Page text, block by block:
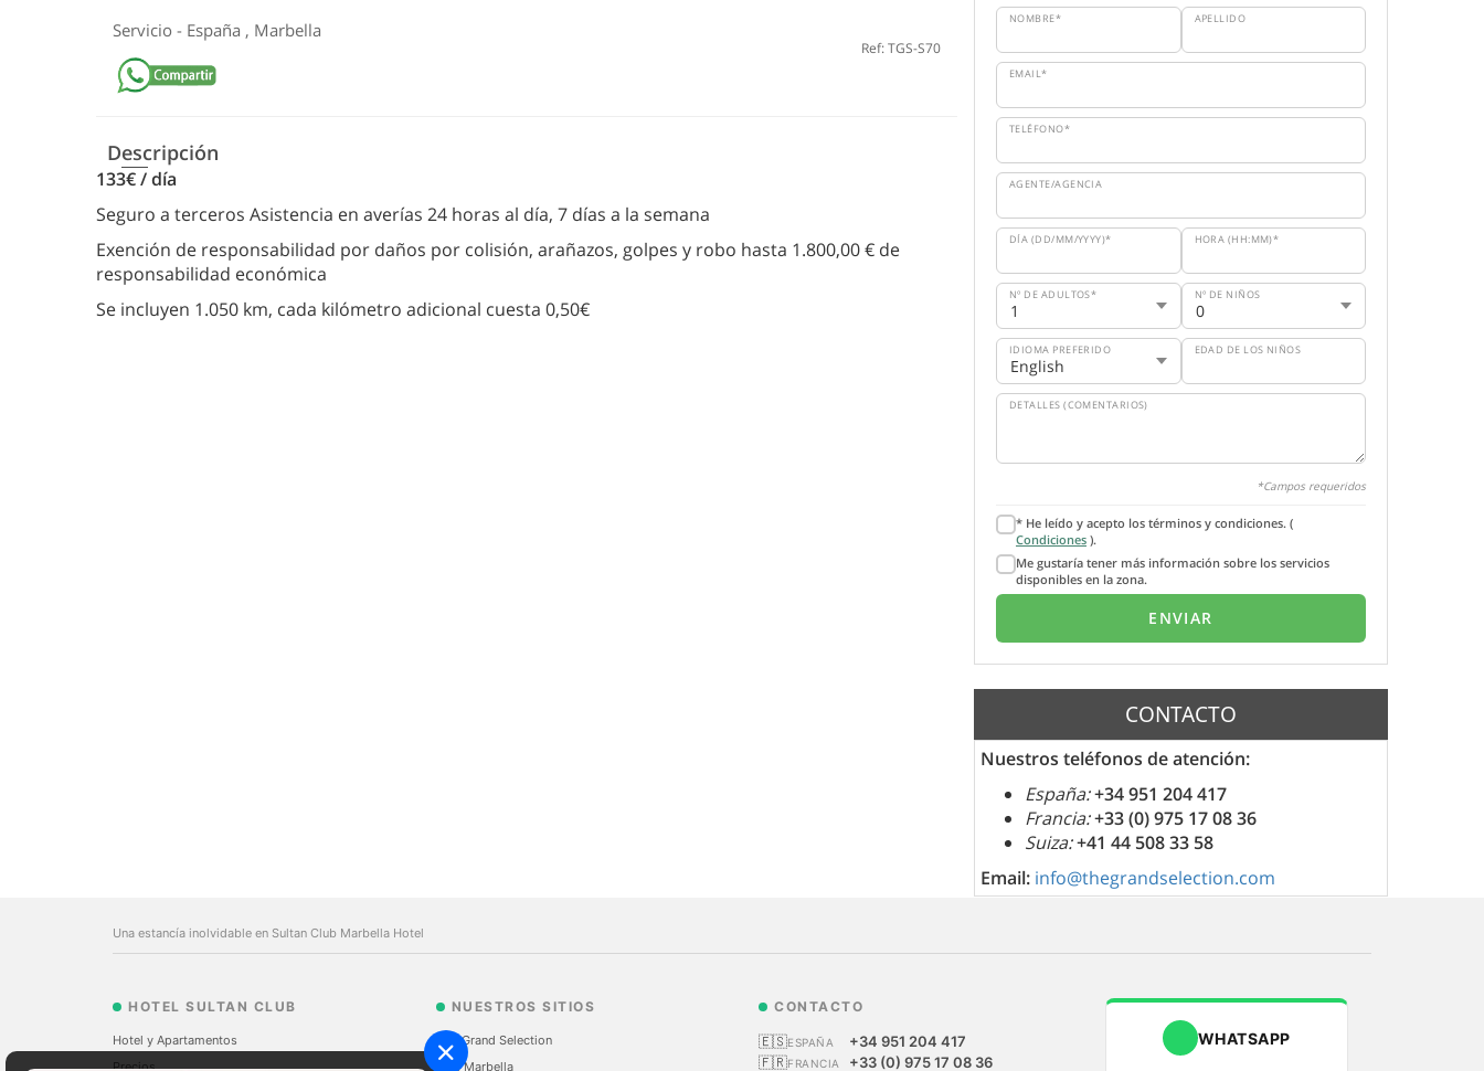
Servicio - España , Marbella
Ref: TGS-S70
Descripción
133€ / día
Seguro a terceros Asistencia en averías 24 horas al día, 7 días a la semana
Exención de responsabilidad por daños por colisión, arañazos, golpes y robo hasta 1.800,00 € de
responsabilidad económica
Se incluyen 1.050 km, cada kilómetro adicional cuesta 0,50€
NOMBRE* APELLIDO
EMAIL*
TELÉFONO*
AGENTE/AGENCIA
DÍA (DD/MM/YYYY)* HORA (HH:MM)*
Nº DE ADULTOS* Nº DE NIÑOS
IDIOMA PREFERIDO EDAD DE LOS NIÑOS
DETALLES (COMENTARIOS)
*Campos requeridos
* He leído y acepto los términos y condiciones. (
Condiciones ).
Me gustaría tener más información sobre los servicios
disponibles en la zona.
CONTACTO
Nuestros teléfonos de atención:
España:+34 951 204 417
Francia:+33 (0) 975 17 08 36
Suiza:+41 44 508 33 58
Email: info@thegrandselection.com
Una estancía inolvidable en Sultan Club Marbella Hotel
HOTEL SULTAN CLUB
Hotel y Apartamentos
Precios
NUESTROS SITIOS
The Grand Selection
Sale Marbella
CONTACTO
🇪🇸ESPAÑA
+34 951 204 417
🇫🇷FRANCIA +33 (0) 975 17 08 36
WHATSAPP